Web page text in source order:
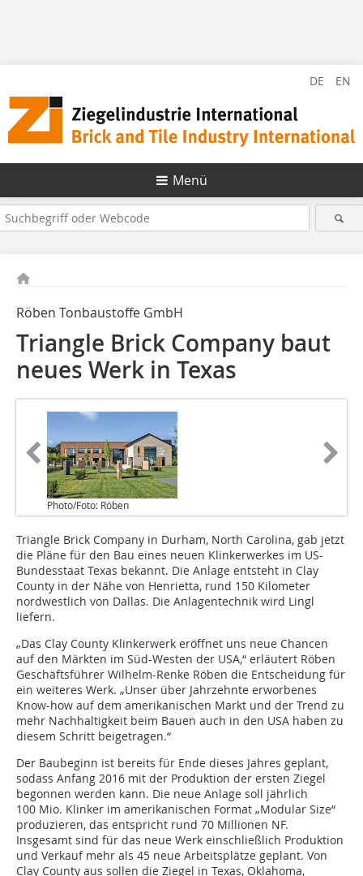
DE EN
Menü
Röben Tonbaustoffe GmbH
Triangle Brick Company baut
neues Werk in Texas
Photo/Foto: Röben
Triangle Brick Company in Durham, North Carolina, gab jetzt
die Pläne für den Bau eines neuen Klinkerwerkes im US-
Bundesstaat Texas bekannt. Die Anlage entsteht in Clay
County in der Nähe von Henrietta, rund 150 Kilometer
nordwestlich von Dallas. Die Anlagentechnik wird Lingl
liefern.
„Das Clay County Klinkerwerk eröffnet uns neue Chancen
auf den Märkten im Süd-Westen der USA,“ erläutert Röben
Geschäftsführer Wilhelm-Renke Röben die Entscheidung für
ein weiteres Werk. „Unser über Jahrzehnte erworbenes
Know-how auf dem amerikanischen Markt und der Trend zu
mehr Nachhaltigkeit beim Bauen auch in den USA haben zu
diesem Schritt beigetragen.“
Der Baubeginn ist bereits für Ende dieses Jahres geplant,
sodass Anfang 2016 mit der Produktion der ersten Ziegel
begonnen werden kann. Die neue Anlage soll jährlich
100 Mio. Klinker im amerikanischen Format „Modular Size“
produzieren, das entspricht rund 70 Millionen NF.
Insgesamt sind für das neue Werk einschließlich Produk­tion
und Verkauf mehr als 45 neue Arbeitsplätze geplant. Von
Clay County aus sollen die Ziegel in Texas, Oklahoma,